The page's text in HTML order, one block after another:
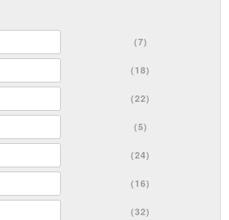
(7)
(18)
(22)
(5)
(24)
(16)
(32)